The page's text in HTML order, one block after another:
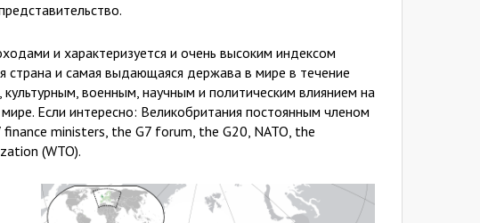
и характеризуется и очень высоким индексом
страна и самая выдающаяся держава в мире в течение
военным, научным и политическим влиянием на
Если интересно: Великобритания постоянным членом
ministers, the G7 forum, the G20, NATO, the
(WTO).